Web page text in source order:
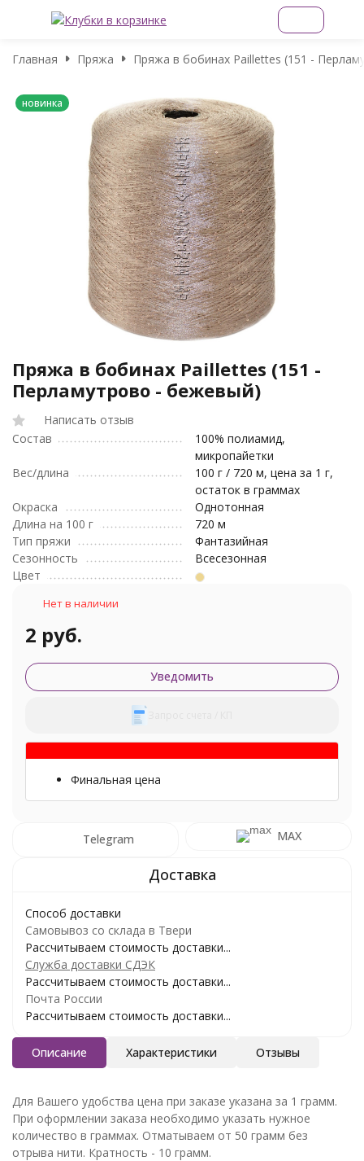
Главная Пряжа Пряжа в бобинах Paillettes (151 -
новинка
Пряжа в бобинах Paillettes (151 -
Перламутрово - бежевый)
Написать отзыв
Состав
100% полиамид,
микропайетки
Вес/длина
100 г / 720 м, цена за 1 г,
остаток в граммах
Окраска
Однотонная
Длина на 100 г
720 м
Тип пряжи
Фантазийная
Сезонность
Всесезонная
Цвет
Нет в наличии
2 руб.
Уведомить
Финальная цена
Telegram MAX
Способ доставки
Самовывоз со склада в Твери
Рассчитываем стоимость доставки...
Служба доставки СДЭК
Рассчитываем стоимость доставки...
Почта России
Рассчитываем стоимость доставки...
Описание Характеристики Отзывы
Для Вашего удобства цена при заказе указана за 1 грамм.
При оформлении заказа необходимо указать нужное
количество в граммах. Отматываем от 50 грамм без
отрыва нити. Кратность - 10 грамм.